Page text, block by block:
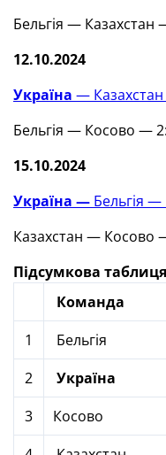
Бельгія — Казахстан
12.10.2024
Україна —
Бельгія — Косово —
15.10.2024
Україна — Бельгія —
Казахстан — Косово
Підсумкова таблиця
Команда
1
Бельгія
2
Україна
3
Косово